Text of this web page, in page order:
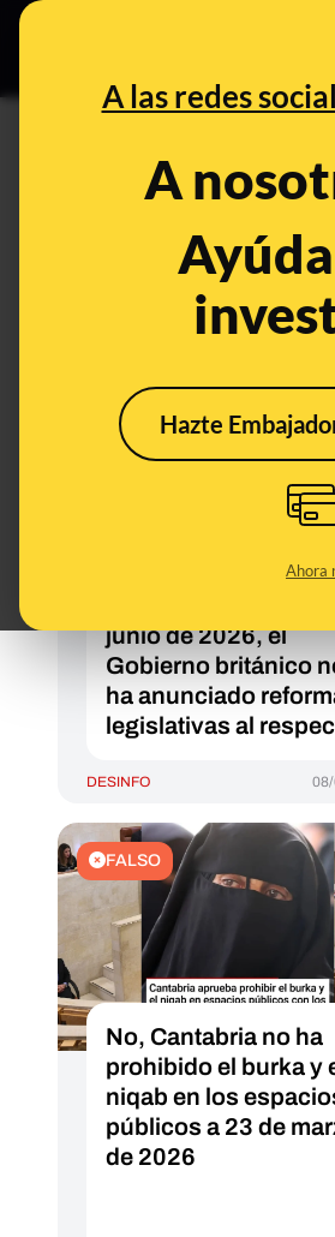
A las redes
A
Hazte
Ahora
prohibición
CONTEXTO
Qué sabemos sobre
eliminación del
cuchillos religiosos
junio de 2026, el
Gobierno británico
ha anunciado
legislativas al
DESINFO
FALSO
No, Cantabria no ha
prohibido el burka y
niqab en los
públicos a 23 de
de 2026